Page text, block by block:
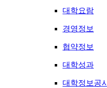
대학요람
경영정보
협약정보
대학성과
대학정보공시